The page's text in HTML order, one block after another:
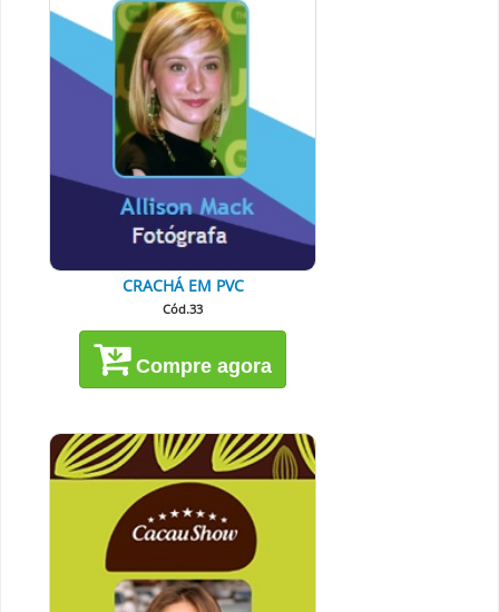
CRACHÁ EM PVC
Cód.33
Compre agora